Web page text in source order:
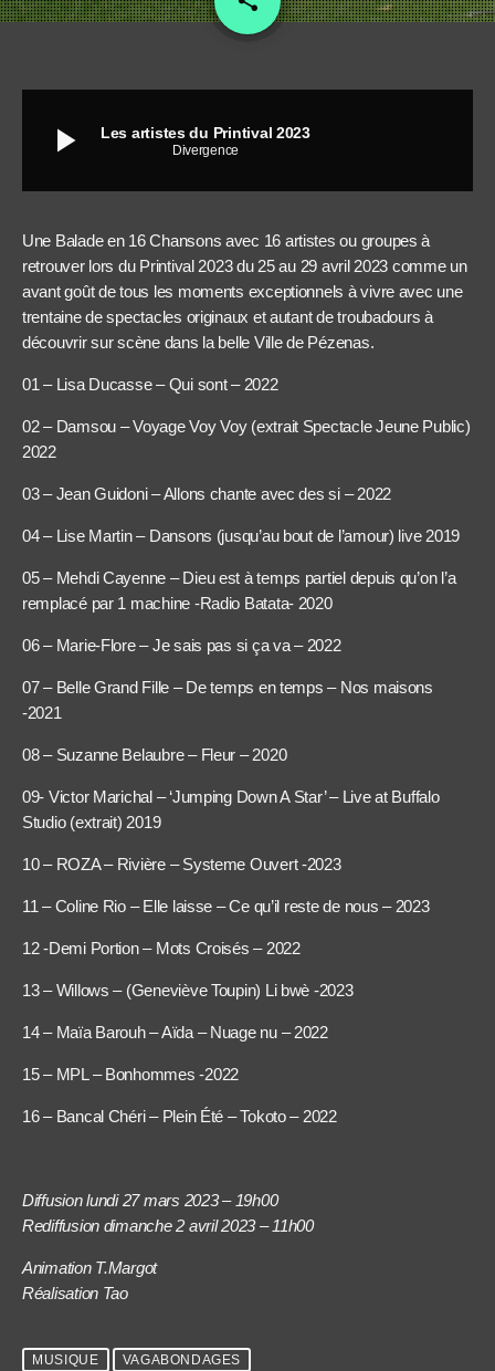
play_arrow Les artistes du Printival 2023
Divergence
Une Balade en 16 Chansons avec 16 artistes ou groupes à
retrouver lors du Printival 2023 du 25 au 29 avril 2023 comme un
avant goût de tous les moments exceptionnels à vivre avec une
trentaine de spectacles originaux et autant de troubadours à
découvrir sur scène dans la belle Ville de Pézenas.
01 – Lisa Ducasse – Qui sont – 2022
02 – Damsou – Voyage Voy Voy (extrait Spectacle Jeune Public)
2022
03 – Jean Guidoni – Allons chante avec des si – 2022
04 – Lise Martin – Dansons (jusqu’au bout de l’amour) live 2019
05 – Mehdi Cayenne – Dieu est à temps partiel depuis qu’on l’a
remplacé par 1 machine -Radio Batata- 2020
06 – Marie-Flore – Je sais pas si ça va – 2022
07 – Belle Grand Fille – De temps en temps – Nos maisons
-2021
08 – Suzanne Belaubre – Fleur – 2020
09- Victor Marichal – ‘Jumping Down A Star’ – Live at Buffalo
Studio (extrait) 2019
10 – ROZA – Rivière – Systeme Ouvert -2023
11 – Coline Rio – Elle laisse – Ce qu’il reste de nous – 2023
12 -Demi Portion – Mots Croisés – 2022
13 – Willows – (Geneviève Toupin) Li bwè -2023
14 – Maïa Barouh – Aïda – Nuage nu – 2022
15 – MPL – Bonhommes -2022
16 – Bancal Chéri – Plein Été – Tokoto – 2022
Diffusion lundi 27 mars 2023 – 19h00
Rediffusion dimanche 2 avril 2023 – 11h00
Animation T.Margot
Réalisation Tao
MUSIQUE VAGABONDAGES